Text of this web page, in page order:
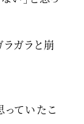
ガラと崩
ていたこ